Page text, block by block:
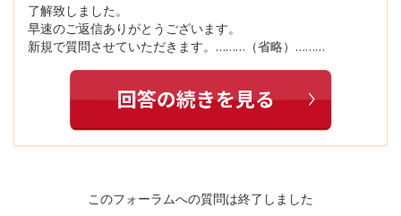
了解致しました。
早速のご返信ありがとうございます。
新規で質問させていただきます。………（省略）………
このフォーラムへの質問は終了しました